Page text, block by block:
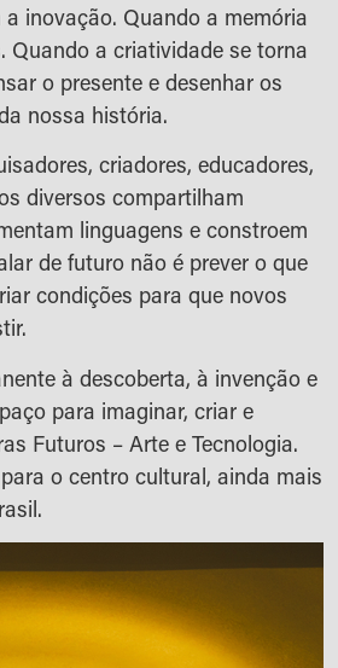
inovação. Quando a memória
Quando a criatividade se torna
o presente e desenhar os
nossa história.
criadores, educadores,
diversos compartilham
linguagens e constroem
de futuro não é prever o que
condições para que novos
à descoberta, à invenção e
para imaginar, criar e
Futuros – Arte e Tecnologia.
o centro cultural, ainda mais